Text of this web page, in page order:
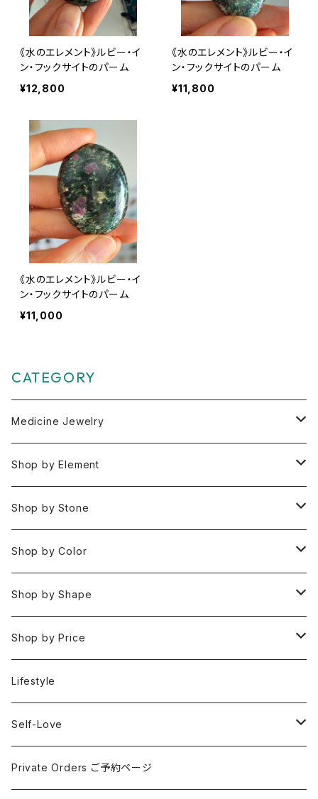
《水のエレメント》ルビー・イ
ン・フックサイトのパーム
¥12,800
《水のエレメント》ルビー・イ
ン・フックサイトのパーム
¥11,800
《水のエレメント》ルビー・イ
ン・フックサイトのパーム
¥11,000
CATEGORY
Medicine Jewelry
Pendant Charms
Bracelets
Necklaces
Rings
Earrings
Keychain Charms & Accessories
Imported Collection
Shop by Element
Space 空(気づき,余白,真実）
Water 水(癒し,潤い,鎮静)
Fire 火(情熱,勇気,希望)
Air 風(思考,表現,循環)
Eart 土(グラウンディング,安定,現実)
5 Element Set
Shop by Stone
おみくじ
アイオライト
アクアマリン
アゲート
アズライト
アパタイト
Shop by Color
Clear / White
Gold
Silver
Red / Orange
Pink / Purple
Shop by Shape
Rough 原石
Tumbled タンブル
Loose ルース
Palm 握り石
Shop by Price
Under ¥3000
¥3001〜¥5000
¥5001〜¥10000
Lifestyle
Self-Love
SELF LOVE CARD/SEX TALK CARD
Private Orders ご予約ページ